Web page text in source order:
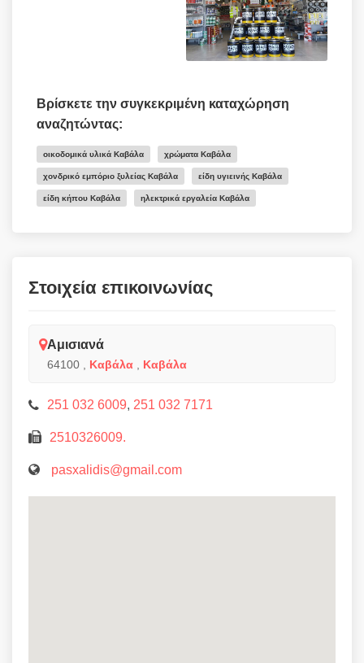
Βρίσκετε την συγκεκριμένη καταχώρηση
αναζητώντας:
οικοδομικά υλικά Καβάλα χρώματα Καβάλα
χονδρικό εμπόριο ξυλείας Καβάλα είδη υγιεινής Καβάλα
είδη κήπου Καβάλα ηλεκτρικά εργαλεία Καβάλα
Στοιχεία επικοινωνίας
Αμισιανά
64100 Καβάλα Καβάλα
251 032 6009, 251 032 7171
2510326009.
pasxalidis@gmail.com